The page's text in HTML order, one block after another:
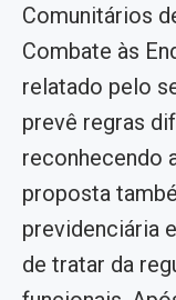
Comunitários
Combate às
relatado pelo
prevê regras
reconhecendo
proposta
previdenciária
de tratar da